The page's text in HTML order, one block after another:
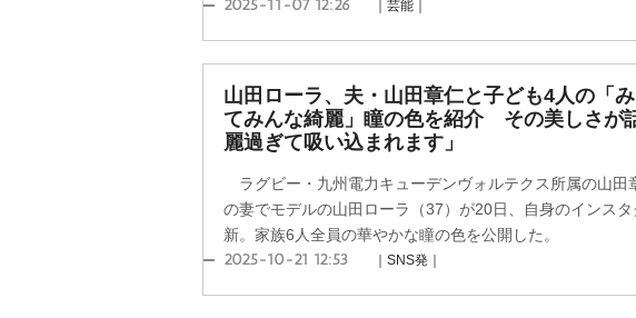
2025-11-07 12:26 ｜芸能｜
山田ローラ、夫・山田章仁と子ども4人の「
てみんな綺麗」瞳の色を紹介 その美しさが
麗過ぎて吸い込まれます」
ラグビー・九州電力キューデンヴォルテクス所属の山田
の妻でモデルの山田ローラ（37）が20日、自身のインスタ
新。家族6人全員の華やかな瞳の色を公開した。
2025-10-21 12:53 ｜SNS発｜